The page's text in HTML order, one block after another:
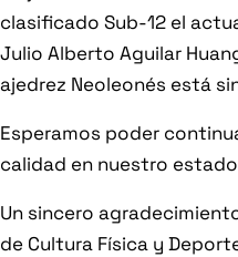
clasificado Sub-12 el
Julio Alberto Aguilar
ajedrez Neoleonés está
Esperamos poder
calidad en nuestro
Un sincero
de Cultura Física y